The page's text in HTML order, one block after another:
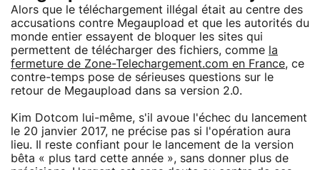
Alors que le téléchargement illégal était au centre des
accusations contre Megaupload et que les autorités du
monde entier essayent de bloquer les sites qui
permettent de télécharger des fichiers, comme la
fermeture de Zone-Telechargement.com en France, ce
contre-temps pose de sérieuses questions sur le
retour de Megaupload dans sa version 2.0.
Kim Dotcom lui-même, s'il avoue l'échec du lancement
le 20 janvier 2017, ne précise pas si l'opération aura
lieu. Il reste confiant pour le lancement de la version
bêta « plus tard cette année », sans donner plus de